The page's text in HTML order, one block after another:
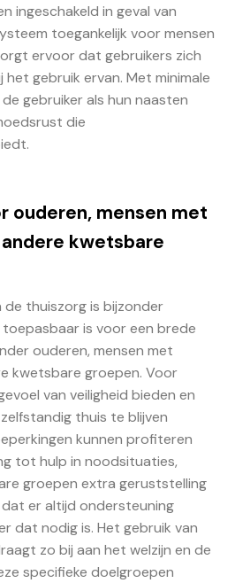
ingeschakeld in geval van
toegankelijk voor mensen
ervoor dat gebruikers zich
gebruik ervan. Met minimale
gebruiker als hun naasten
die
ouderen, mensen met
kwetsbare
de thuiszorg is bijzonder
is voor een brede
ouderen, mensen met
kwetsbare groepen. Voor
van veiligheid bieden en
thuis te blijven
kunnen profiteren
tot hulp in noodsituaties,
groepen extra geruststelling
er altijd ondersteuning
dat nodig is. Het gebruik van
zo bij aan het welzijn en de
specifieke doelgroepen